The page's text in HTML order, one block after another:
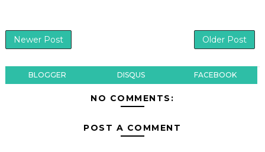
Newer Post Older Post
BLOGGER DISQUS FACEBOOK
NO COMMENTS:
POST A COMMENT